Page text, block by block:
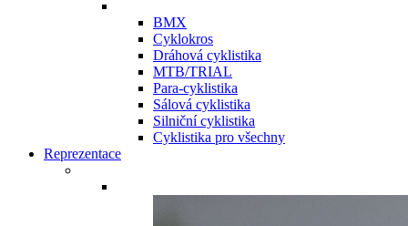
BMX
Cyklokros
Dráhová cyklistika
MTB/TRIAL
Para-cyklistika
Sálová cyklistika
Silniční cyklistika
Cyklistika pro všechny
Reprezentace